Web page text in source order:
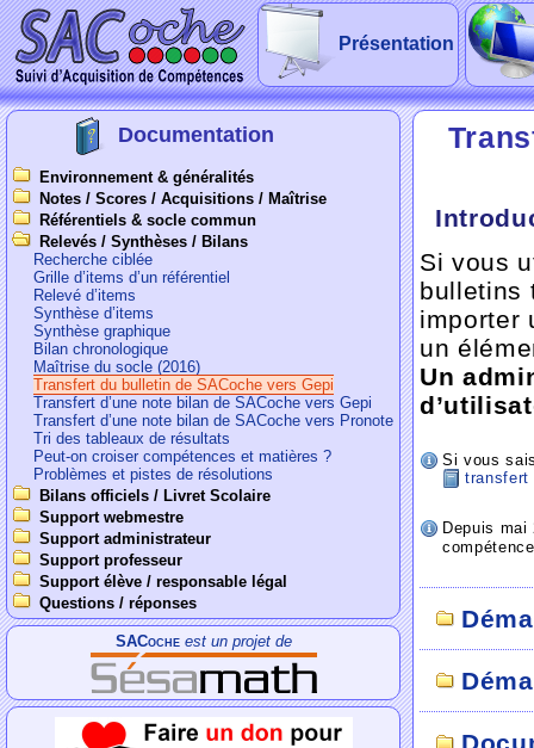
Présentation
Documentation
Environnement & généralités
Notes / Scores / Acquisitions / Maîtrise
Référentiels & socle commun
Relevés / Synthèses / Bilans
Recherche ciblée
Grille d’items d’un référentiel
Relevé d’items
Synthèse d’items
Synthèse graphique
Bilan chronologique
Maîtrise du socle (2016)
Transfert du bulletin de SACoche vers Gepi
Transfert d’une note bilan de SACoche vers Gepi
Transfert d’une note bilan de SACoche vers Pronote
Tri des tableaux de résultats
Peut-on croiser compétences et matières ?
Problèmes et pistes de résolutions
Bilans officiels / Livret Scolaire
Support webmestre
Support administrateur
Support professeur
Support élève / responsable légal
Questions / réponses
SACocheest un projet de
Si vous
bulletins
importer
un
Un
Si vous
transfert
Depuis